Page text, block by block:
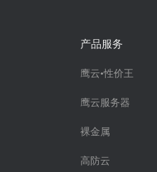
产品服务
鹰云•性价王
鹰云服务器
裸金属
高防云